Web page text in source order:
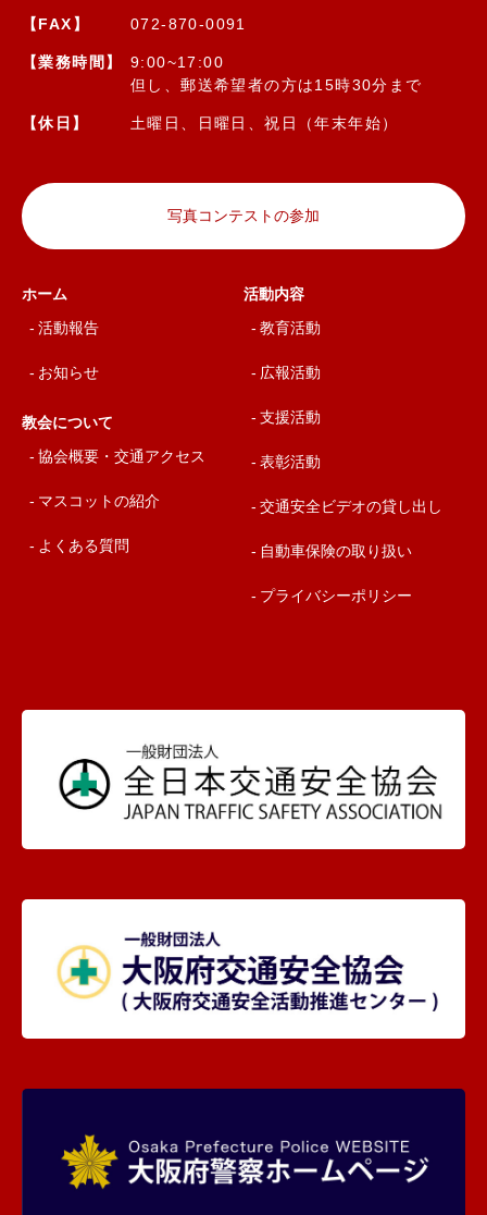
【FAX】 072-870-0091
【業務時間】
9:00~17:00
但し、郵送希望者の方は15時30分まで
【休日】 土曜日、日曜日、祝日（年末年始）
写真コンテストの参加
ホーム
活動報告
お知らせ
教会について
協会概要・交通アクセス
マスコットの紹介
よくある質問
活動内容
教育活動
広報活動
支援活動
表彰活動
交通安全ビデオの貸し出し
自動車保険の取り扱い
プライバシーポリシー